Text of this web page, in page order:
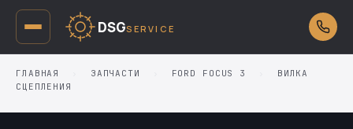
DSGSERVICE
ГЛАВНАЯ ЗАПЧАСТИ FORD FOCUS 3
ВИЛКА
СЦЕПЛЕНИЯ